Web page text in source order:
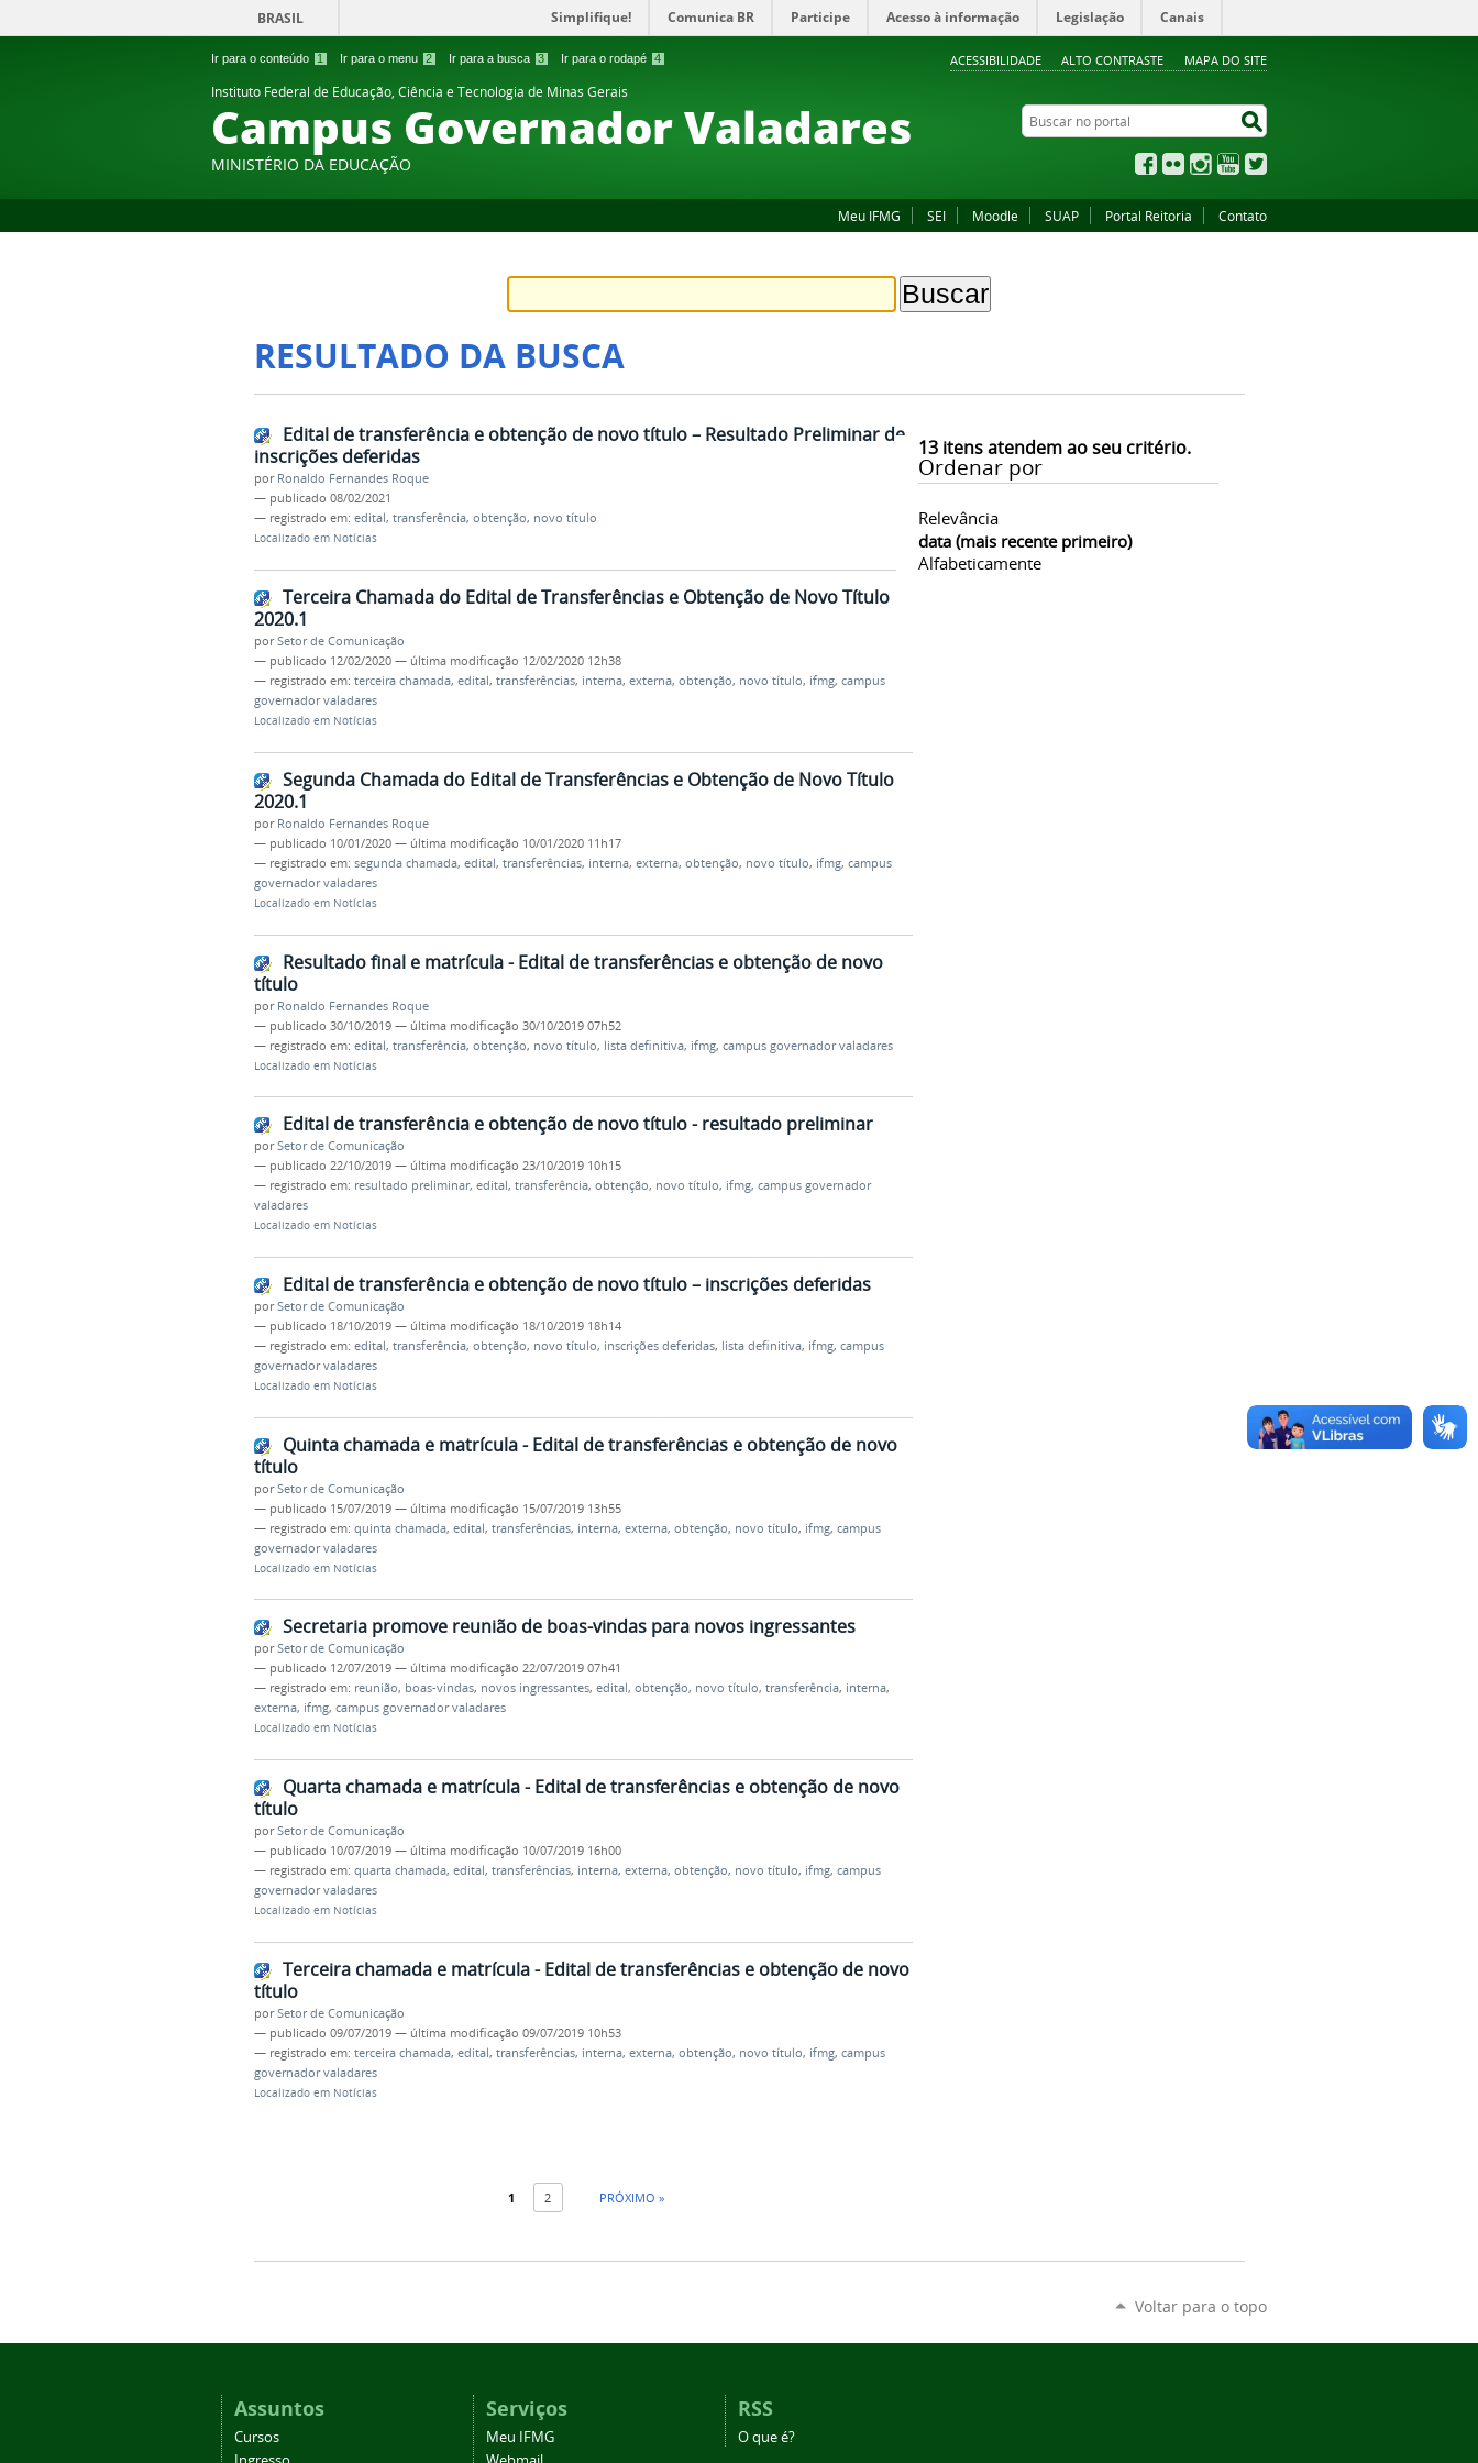
Ir para o conteúdo 1 Ir para o menu 2 Ir para a busca 3 Ir para o rodapé 4 ACESSIBILIDADE ALTO CONTRASTE MAPA DO SITE
BRASIL Simplifique! Comunica BR Participe Acesso à informação Legislação Canais
Instituto Federal de Educação, Ciência e Tecnologia de Minas Gerais
Campus Governador Valadares
MINISTÉRIO DA EDUCAÇÃO
Buscar no portal
Facebook
Flickr InstagramYouTube
Meu IFMG SEI Moodle SUAP Portal Reitoria Contato
RESULTADO DA BUSCA
13itens atendem ao seu critério.
Ordenar por
Relevância
data (mais recente primeiro)
Alfabeticamente
Edital de transferência e obtenção de novo título – Resultado Preliminar de
inscrições deferidas
por Ronaldo Fernandes Roque
— publicado 08/02/2021
— registrado em: edital, transferência, obtenção, novo título
Localizado em Notícias
Terceira Chamada do Edital de Transferências e Obtenção de Novo Título
2020.1
porSetor de Comunicação
— publicado 12/02/2020 — última modificação 12/02/2020 12h38
— registrado em: terceira chamada, edital, transferências, interna, externa, obtenção, novo título, ifmg, campus
governador valadares
Localizado em Notícias
Segunda Chamada do Edital de Transferências e Obtenção de Novo Título
2020.1
por Ronaldo Fernandes Roque
— publicado 10/01/2020 — última modificação 10/01/2020 11h17
— registrado em: segunda chamada, edital, transferências, interna, externa, obtenção, novo título, ifmg, campus
governador valadares
Localizado em Notícias
Resultado final e matrícula - Edital de transferências e obtenção de novo
título
por Ronaldo Fernandes Roque
— publicado 30/10/2019 — última modificação 30/10/2019 07h52
— registrado em: edital, transferência, obtenção, novo título, lista definitiva, ifmg, campus governador valadares
Localizado em Notícias
Edital de transferência e obtenção de novo título - resultado preliminar
porSetor de Comunicação
— publicado 22/10/2019 — última modificação 23/10/2019 10h15
— registrado em: resultado preliminar, edital, transferência, obtenção, novo título, ifmg, campus governador
valadares
Localizado em Notícias
Edital de transferência e obtenção de novo título – inscrições deferidas
porSetor de Comunicação
— publicado 18/10/2019 — última modificação 18/10/2019 18h14
— registrado em: edital, transferência, obtenção, novo título, inscrições deferidas, lista definitiva, ifmg, campus
governador valadares
Localizado em Notícias
Quinta chamada e matrícula - Edital de transferências e obtenção de novo
título
porSetor de Comunicação
— publicado 15/07/2019 — última modificação 15/07/2019 13h55
— registrado em: quinta chamada, edital, transferências, interna, externa, obtenção, novo título, ifmg, campus
governador valadares
Localizado em Notícias
Secretaria promove reunião de boas-vindas para novos ingressantes
porSetor de Comunicação
— publicado 12/07/2019 — última modificação 22/07/2019 07h41
— registrado em: reunião, boas-vindas, novos ingressantes, edital, obtenção, novo título, transferência, interna,
externa, ifmg, campus governador valadares
Localizado em Notícias
Quarta chamada e matrícula - Edital de transferências e obtenção de novo
título
porSetor de Comunicação
— publicado 10/07/2019 — última modificação 10/07/2019 16h00
— registrado em: quarta chamada, edital, transferências, interna, externa, obtenção, novo título, ifmg, campus
governador valadares
Localizado em Notícias
Terceira chamada e matrícula - Edital de transferências e obtenção de novo
título
porSetor de Comunicação
— publicado 09/07/2019 — última modificação 09/07/2019 10h53
— registrado em: terceira chamada, edital, transferências, interna, externa, obtenção, novo título, ifmg, campus
governador valadares
Localizado em Notícias
1 2 PRÓXIMO »
Voltar para o topo
Assuntos
Cursos
Serviços
Meu IFMG
RSS
O que é?